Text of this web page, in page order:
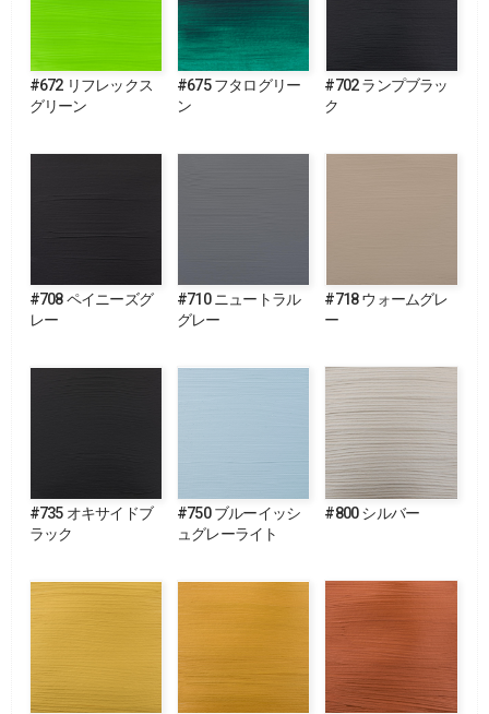
#672 リフレックス
グリーン
#675 フタログリー
ン
#702 ランプブラッ
ク
#708 ペイニーズグ
レー
#710 ニュートラル
グレー
#718 ウォームグレ
ー
#735 オキサイドブ
ラック
#750 ブルーイッシ
ュグレーライト
#800 シルバー